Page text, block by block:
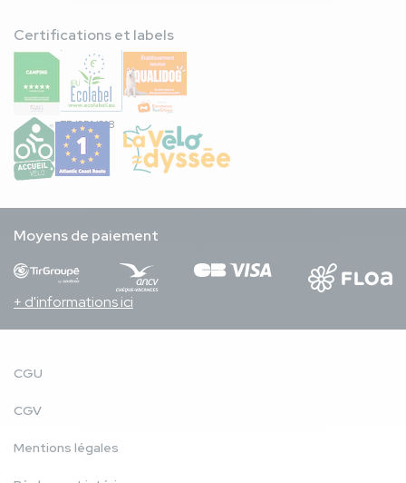
Certifications et labels
FR/051/018
Moyens de paiement
+ d'informations ici
CGU
CGV
Mentions légales